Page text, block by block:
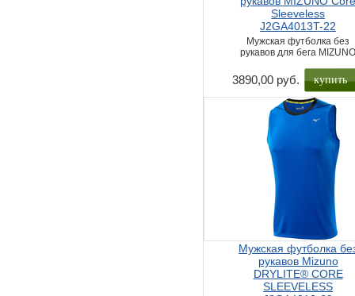
Sleeveless
J2GA4013T-22
Мужская футболка без
рукавов для бега
3890,00 руб. купить
Мужская футболка
рукавов Mizuno
DRYLITE® CORE
SLEEVELESS